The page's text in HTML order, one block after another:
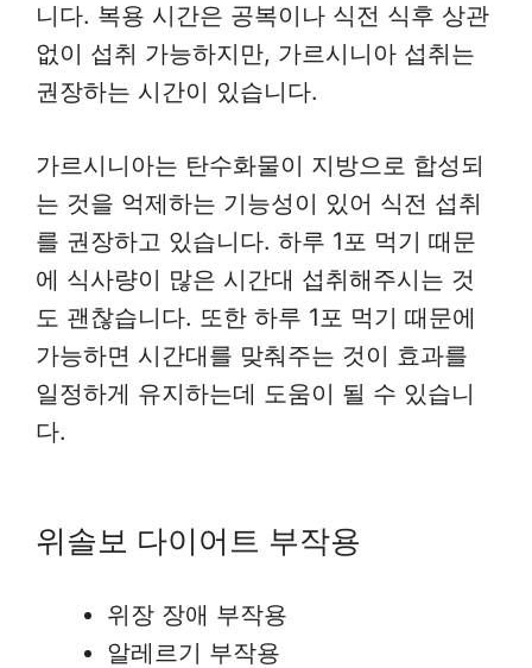
니다. 복용 시간은 공복이나 식전 식후 상관
없이 섭취 가능하지만, 가르시니아 섭취는
권장하는 시간이 있습니다.
가르시니아는 탄수화물이 지방으로 합성되
는 것을 억제하는 기능성이 있어 식전 섭취
를 권장하고 있습니다. 하루 1포 먹기 때문
에 식사량이 많은 시간대 섭취해주시는 것
도 괜찮습니다. 또한 하루 1포 먹기 때문에
가능하면 시간대를 맞춰주는 것이 효과를
일정하게 유지하는데 도움이 될 수 있습니
다.
위솔보 다이어트 부작용
위장 장애 부작용
알레르기 부작용